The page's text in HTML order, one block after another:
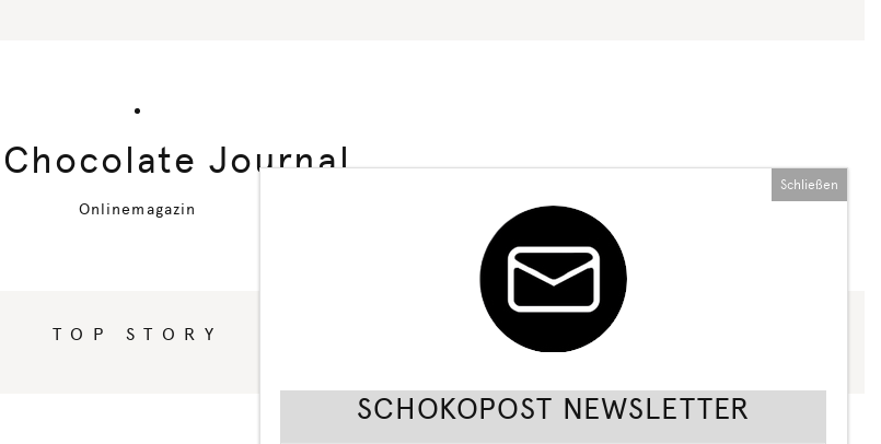
Journal
Onlinemagazin
TOP STORY
SCHOKOPOST NEWSLETTER
Schließen